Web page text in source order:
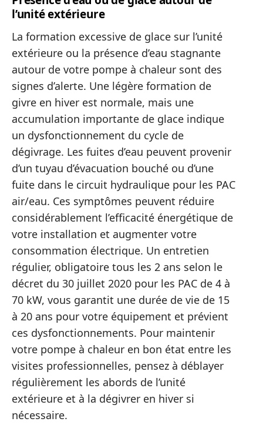
l’unité extérieure
La formation excessive de glace sur l’unité
extérieure ou la présence d’eau stagnante
autour de votre pompe à chaleur sont des
signes d’alerte. Une légère formation de
givre en hiver est normale, mais une
accumulation importante de glace indique
un dysfonctionnement du cycle de
dégivrage. Les fuites d’eau peuvent provenir
d’un tuyau d’évacuation bouché ou d’une
fuite dans le circuit hydraulique pour les PAC
air/eau. Ces symptômes peuvent réduire
considérablement l’efficacité énergétique de
votre installation et augmenter votre
consommation électrique. Un entretien
régulier, obligatoire tous les 2 ans selon le
décret du 30 juillet 2020 pour les PAC de 4 à
70 kW, vous garantit une durée de vie de 15
à 20 ans pour votre équipement et prévient
ces dysfonctionnements. Pour maintenir
votre pompe à chaleur en bon état entre les
visites professionnelles, pensez à déblayer
régulièrement les abords de l’unité
extérieure et à la dégivrer en hiver si
nécessaire.